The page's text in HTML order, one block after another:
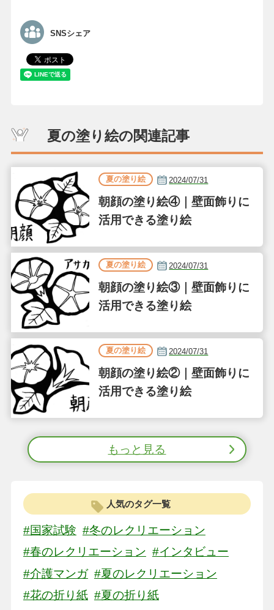
SNSシェア
夏の塗り絵の関連記事
夏の塗り絵 2024/07/31
朝顔の塗り絵④｜壁面飾りに
活用できる塗り絵
夏の塗り絵 2024/07/31
朝顔の塗り絵③｜壁面飾りに
活用できる塗り絵
夏の塗り絵 2024/07/31
朝顔の塗り絵②｜壁面飾りに
活用できる塗り絵
もっと見る
人気のタグ一覧
#国家試験 #冬のレクリエーション
#春のレクリエーション #インタビュー
#介護マンガ #夏のレクリエーション
#花の折り紙 #夏の折り紙